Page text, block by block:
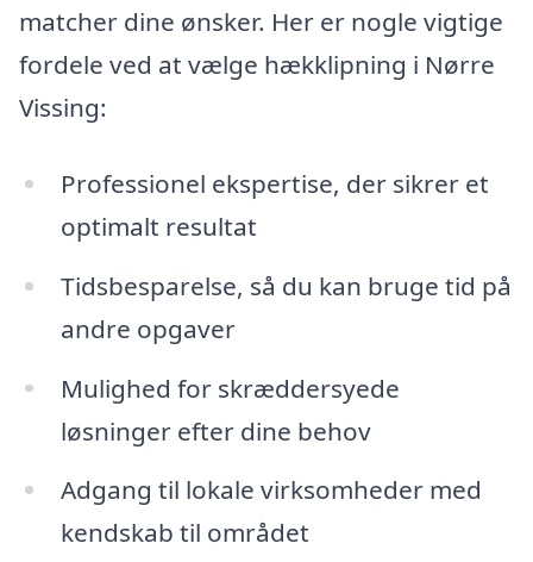
matcher dine ønsker. Her er nogle vigtige
fordele ved at vælge hækklipning i Nørre
Vissing:
Professionel ekspertise, der sikrer et
optimalt resultat
Tidsbesparelse, så du kan bruge tid på
andre opgaver
Mulighed for skræddersyede
løsninger efter dine behov
Adgang til lokale virksomheder med
kendskab til området